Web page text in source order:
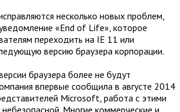
несколько новых проблем,
«End of Life», которое
переходить на IE 11 или
версию браузера корпорации.
браузера более не будут
впервые сообщила в августе 2014
Microsoft, работа с этими